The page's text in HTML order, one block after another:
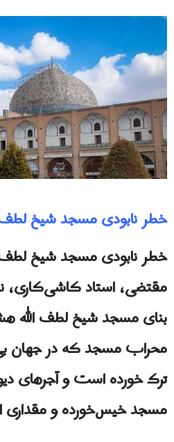
خطر نابودی مسجد شیخ
خطر نابودی مسجد شیخ
مقتضی، استاد
بنای مسجد شیخ لطف الله
محراب مسجد که در جهان
ترک‌ خورده‌ است و آجرهای
مسجد خیس‌خورده‌ و مقداری